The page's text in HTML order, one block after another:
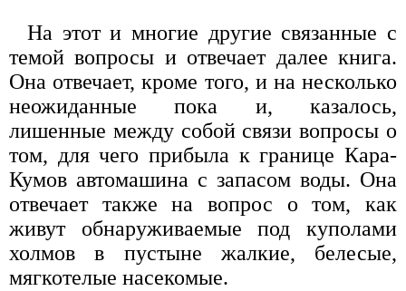
На этот и многие другие связанные с
темой вопросы и отвечает далее книга.
Она отвечает, кроме того, и на несколько
неожиданные пока и, казалось,
лишенные между собой связи вопросы о
том, для чего прибыла к границе Кара-
Кумов автомашина с запасом воды. Она
отвечает также на вопрос о том, как
живут обнаруживаемые под куполами
холмов в пустыне жалкие, белесые,
мягкотелые насекомые.